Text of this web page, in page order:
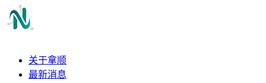
关于拿顺
最新消息